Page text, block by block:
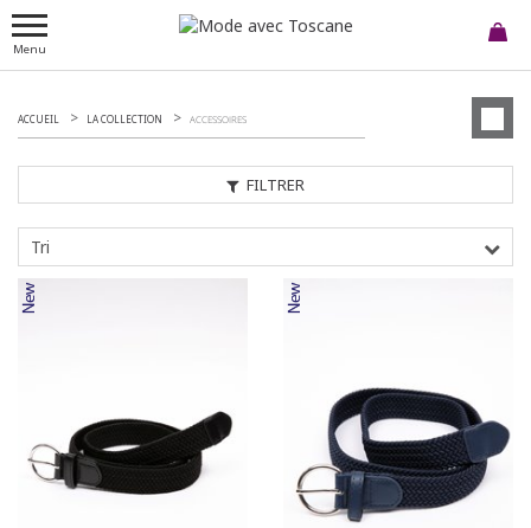
Menu
FILTRER
ACCUEIL LA COLLECTION ACCESSOIRES
Tri